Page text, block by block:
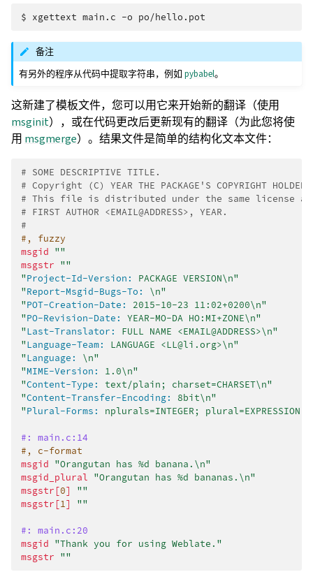
$ xgettext main.c -o
备注
有另外的程序从代码中提取字符串，例如pybabel。
这新建了模板文件，您可以用它来开始新的翻译（使用
msginit），或在代码更改后更新现有的翻译（为此您将使
用 msgmerge）。结果文件是简单的结构化文本文件：
# SOME DESCRIPTIVE TITLE.
# Copyright (C) YEAR THE PACKAGE'S COPYRIGHT HOLDER
# This file is distributed under the same license as
# FIRST AUTHOR <EMAIL@ADDRESS>, YEAR.
#
#, fuzzy
msgid ""
msgstr ""
"Project-Id-Version:
PACKAGE VERSION\n"
"Report-Msgid-Bugs-To:
\n"
"POT-Creation-Date:
2015-10-23 11:02+0200\n"
"PO-Revision-Date:
YEAR-MO-DA HO:MI+ZONE\n"
"Last-Translator:
FULL NAME <EMAIL@ADDRESS>\n"
"Language-Team:
LANGUAGE <LL@li.org>\n"
"Language:
\n"
"MIME-Version:
1.0\n"
"Content-Type:
text/plain; charset=CHARSET\n"
"Content-Transfer-Encoding:
8bit\n"
"Plural-Forms: nplurals=INTEGER;
#: main.c:14
#, c-format
msgid "Orangutan has %d banana.\n"
msgid_plural "Orangutan has %d bananas.\n"
msgstr[0]
""
msgstr[1] ""
#: main.c:20
msgid "Thank you for using Weblate."
msgstr ""